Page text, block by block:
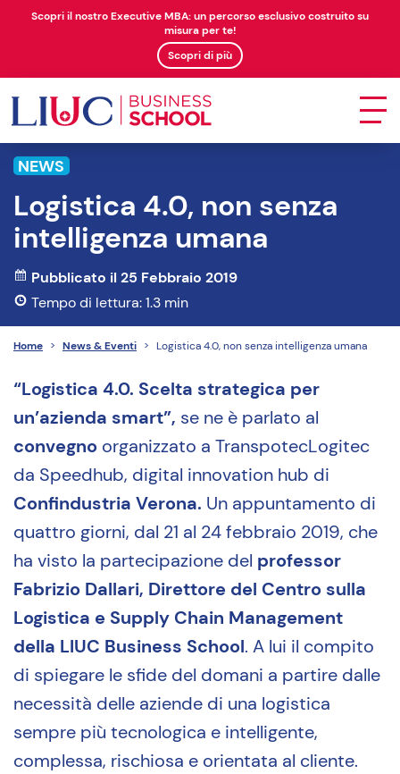
Scopri il nostro Executive MBA: un percorso esclusivo costruito su
misura per te!
Scopri di più
NEWS
Logistica 4.0, non senza
intelligenza umana
Pubblicato il 25 Febbraio 2019
Tempo di lettura: 1.3 min
Home > News & Eventi > Logistica 4.0, non senza intelligenza umana
“Logistica 4.0. Scelta strategica per
un’azienda smart”, se ne è parlato al
convegno organizzato a TranspotecLogitec
da Speedhub, digital innovation hub di
Confindustria Verona. Un appuntamento di
quattro giorni, dal 21 al 24 febbraio 2019, che
ha visto la partecipazione del professor
Fabrizio Dallari, Direttore del Centro sulla
Logistica e Supply Chain Management
della LIUC Business School. A lui il compito
di spiegare le sfide del domani a partire dalle
necessità delle aziende di una logistica
sempre più tecnologica e intelligente,
complessa, rischiosa e orientata al cliente.